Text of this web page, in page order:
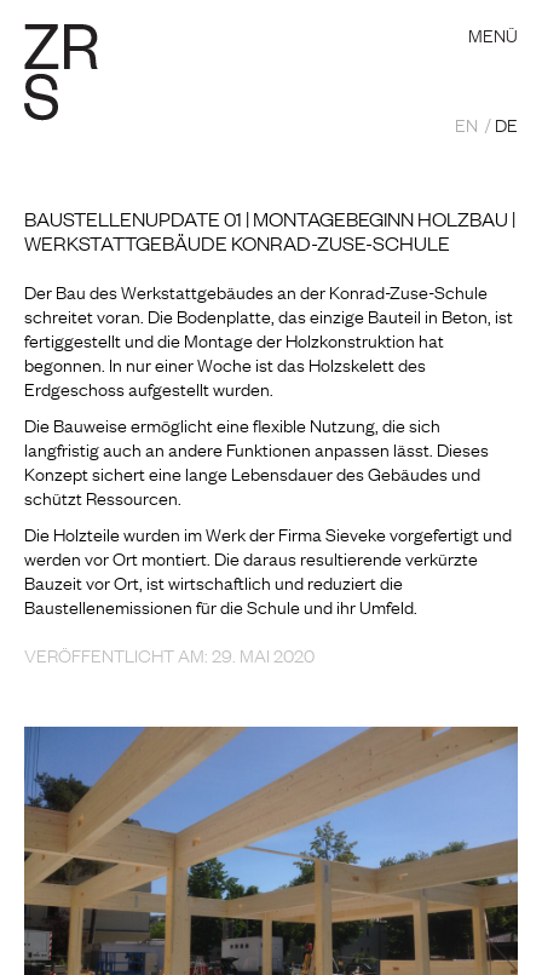
MENÜ
EN DE
BAUSTELLENUPDATE 01 | MONTAGEBEGINN HOLZBAU |
WERKSTATTGEBÄUDE KONRAD-ZUSE-SCHULE
Der Bau des Werkstattgebäudes an der Konrad-Zuse-Schule
schreitet voran. Die Bodenplatte, das einzige Bauteil in Beton, ist
fertiggestellt und die Montage der Holzkonstruktion hat
begonnen. In nur einer Woche ist das Holzskelett des
Erdgeschoss aufgestellt wurden.
Die Bauweise ermöglicht eine flexible Nutzung, die sich
langfristig auch an andere Funktionen anpassen lässt. Dieses
Konzept sichert eine lange Lebensdauer des Gebäudes und
schützt Ressourcen.
Die Holzteile wurden im Werk der Firma Sieveke vorgefertigt und
werden vor Ort montiert. Die daraus resultierende verkürzte
Bauzeit vor Ort, ist wirtschaftlich und reduziert die
Baustellenemissionen für die Schule und ihr Umfeld.
VERÖFFENTLICHT AM: 29. MAI 2020